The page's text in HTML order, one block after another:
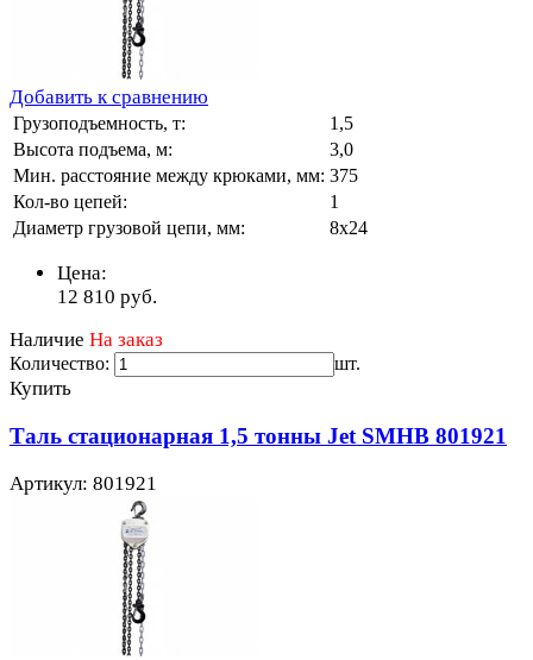
Добавить к сравнению
Грузоподъемность, т:
1,5
Высота подъема, м:
3,0
Мин. расстояние между крюками, мм: 375
Кол-во цепей:
1
Диаметр грузовой цепи, мм:
8х24
Цена:
12 810 руб.
Наличие На заказ
Количество: шт.
Купить
Таль стационарная 1,5 тонны Jet SMHB 801921
Артикул: 801921